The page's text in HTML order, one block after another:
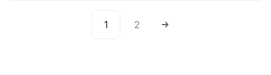
1 2